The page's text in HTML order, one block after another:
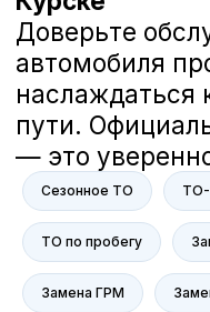
Сезонное ТО ТО-
ТО по пробегу
Замена ГРМ
Руководитель отдела
А-Драйв
Загорский
В компании А-Драйв
о вашем комфорте и
на дороге. Наша
всё возможное,
автомобиль всегда
состоянии. Мне
всё равно, и я